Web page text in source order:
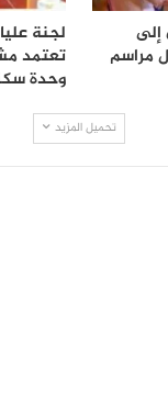
إلى
مراسم
لجنة
تعتمد
وحدة
تحميل المزيد